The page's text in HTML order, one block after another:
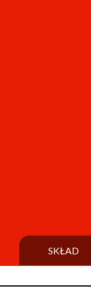
SKŁAD